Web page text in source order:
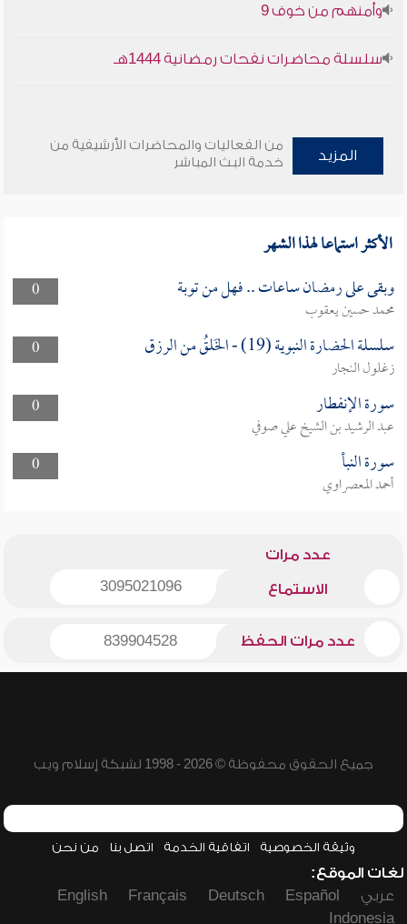
وأمنهم من خوف 9
سلسلة محاضرات نفحات رمضانية 1444هـ
المزيد
من الفعاليات والمحاضرات الأرشيفية من
خدمة البث المباشر
الأكثر استماعا لهذا الشهر
0 وبقى على رمضان ساعات .. فهل من توبة
محمد حسين يعقوب
0
سلسلة الحضارة النبوية (19) - الخَلقُ من الرزق
زغلول النجار
0
سورة الإنفطار
عبد الرشيد بن الشيخ علي صوفي
0
سورة النبأ
أحمد المعصراوي
عدد مرات
الاستماع 3095021096
عدد مرات الحفظ 839904528
جميع الحقوق محفوظة © 2026 - 1998 لشبكة إسلام ويب
وثيقة الخصوصية اتفاقية الخدمة اتصل بنا من نحن
لغات الموقع:
عربي
Español
Deutsch
Français
English
Indonesia